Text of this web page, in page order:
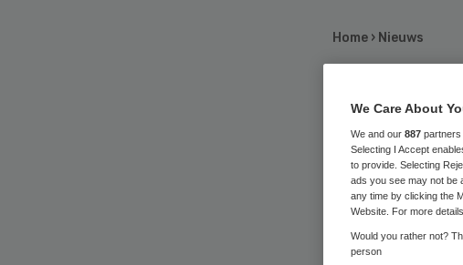
Home › Nieuws
We Care About
We and our 887 partners
Selecting I Accept
to provide. Selecting
ads you see may not be
any time by clicking the
Website. For more
Would you rather not?
person